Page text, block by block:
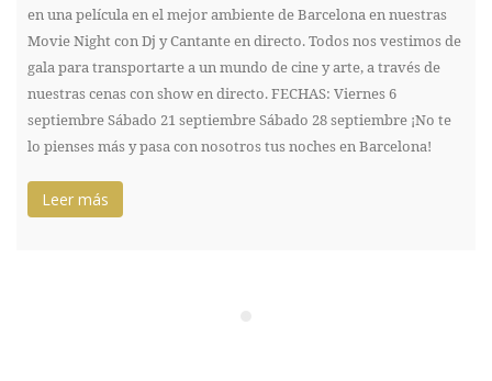
en una película en el mejor ambiente de Barcelona en nuestras
Movie Night con Dj y Cantante en directo. Todos nos vestimos de
gala para transportarte a un mundo de cine y arte, a través de
nuestras cenas con show en directo. FECHAS: Viernes 6
septiembre Sábado 21 septiembre Sábado 28 septiembre ¡No te
lo pienses más y pasa con nosotros tus noches en Barcelona!
Leer más